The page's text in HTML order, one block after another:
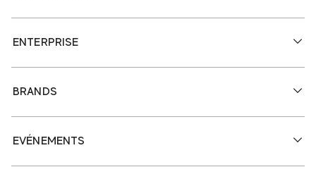
ENTERPRISE
BRANDS
EVÉNEMENTS